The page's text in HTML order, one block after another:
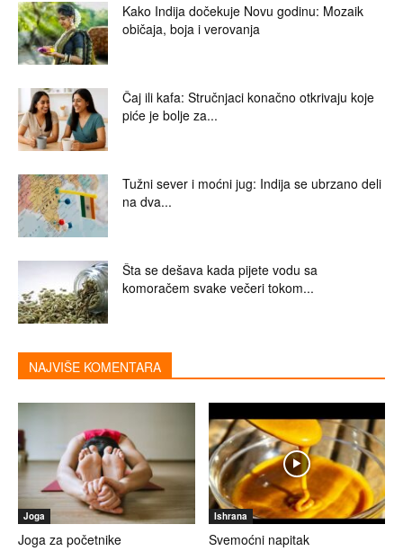
Kako Indija dočekuje Novu godinu: Mozaik
običaja, boja i verovanja
Čaj ili kafa: Stručnjaci konačno otkrivaju koje
piće je bolje za...
Tužni sever i moćni jug: Indija se ubrzano deli
na dva...
Šta se dešava kada pijete vodu sa
komoračem svake večeri tokom...
NAJVIŠE KOMENTARA
Joga
Joga za početnike
Ishrana
Svemoćni napitak